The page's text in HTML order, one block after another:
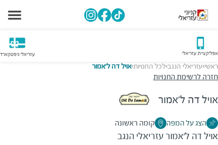
אפליקציית עזריאלי עזריאלי גיפטקארד
ראשי>עזריאלי הנגב>לכל החנויות>אויל דה ל'אמור
חזרה לרשימת החנויות
אויל דה ל'אמור
הצג על המפה קומה ראשונה
אויל דה ל'אמורעזריאלי הנגב